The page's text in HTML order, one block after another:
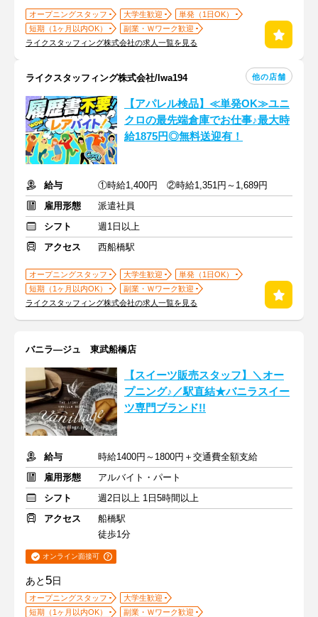
オープニングスタッフ 大学生歓迎
単発（1日OK）
短期（1ヶ月以内OK）
副業・Ｗワーク歓迎
ライクスタッフィング株式会社の求人一覧を見る
ライクスタッフィング株式会社/lwa194 他の店舗
【アパレル検品】≪単発OK≫ユニ
クロの最先端倉庫でお仕事♪最大時
給1875円◎無料送迎有！
給与
①時給1,400円 ②時給1,351円～1,689円
雇用形態
派遣社員
シフト
週1日以上
アクセス
西船橋駅
オープニングスタッフ 大学生歓迎
単発（1日OK）
短期（1ヶ月以内OK）
副業・Ｗワーク歓迎
ライクスタッフィング株式会社の求人一覧を見る
バニラ―ジュ 東武船橋店
【スイーツ販売スタッフ】＼オー
プニング♪／駅直結★バニラスイー
ツ専門ブランド!!
給与
時給1400円～1800円＋交通費全額支給
雇用形態
アルバイト・パート
シフト
週2日以上 1日5時間以上
アクセス
船橋駅
徒歩1分
オンライン面接可
あと 5日
オープニングスタッフ
大学生歓迎
短期（1ヶ月以内OK）
副業・Ｗワーク歓迎